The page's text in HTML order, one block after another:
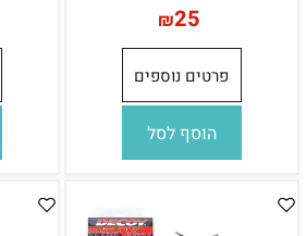
₪25
פרטים נוספים
הוסף לסל